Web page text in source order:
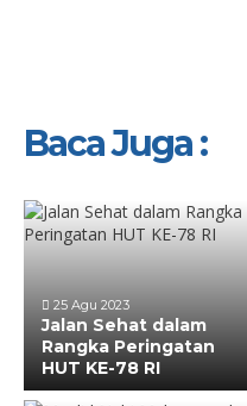
Baca Juga :
25 Agu 2023
Jalan Sehat dalam
Rangka Peringatan
HUT KE-78 RI